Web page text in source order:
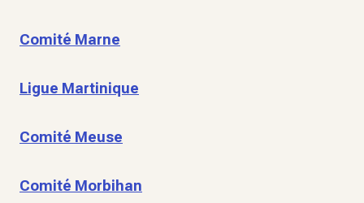
Comité Marne
Ligue Martinique
Comité Meuse
Comité Morbihan